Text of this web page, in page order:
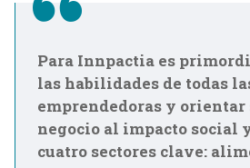
Para Innpactia es
las habilidades de todas
emprendedoras y orientar
negocio al impacto social
cuatro sectores clave: